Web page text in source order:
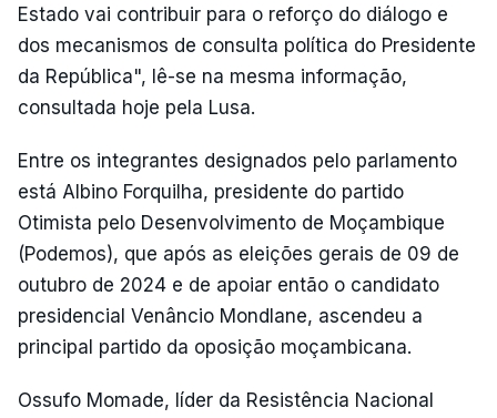
Estado vai contribuir para o reforço do diálogo e
dos mecanismos de consulta política do Presidente
da República", lê-se na mesma informação,
consultada hoje pela Lusa.
Entre os integrantes designados pelo parlamento
está Albino Forquilha, presidente do partido
Otimista pelo Desenvolvimento de Moçambique
(Podemos), que após as eleições gerais de 09 de
outubro de 2024 e de apoiar então o candidato
presidencial Venâncio Mondlane, ascendeu a
principal partido da oposição moçambicana.
Ossufo Momade, líder da Resistência Nacional